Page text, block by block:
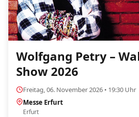
Wolfgang Petry –
Show 2026
Freitag, 06. November 2026 • 19:30 Uhr
Messe Erfurt
Erfurt